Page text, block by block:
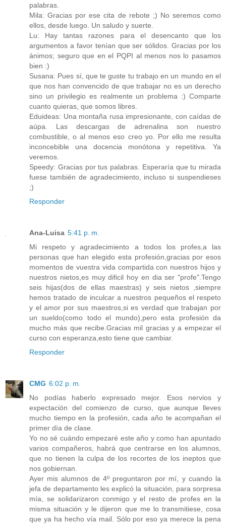
palabras.
Mila: Gracias por ese cita de rebote ;) No seremos como
ellos, desde luego. Un saludo y suerte.
Lu: Hay tantas razones para el desencanto que los
argumentos a favor tenían que ser sólidos. Gracias por los
ánimos; seguro que en el PQPI al menos nos lo pasamos
bien :)
Susana: Pues sí, que te guste tu trabajo en un mundo en el
que nos han convencido de que trabajar no es un derecho
sino un privilegio es realmente un problema :) Comparte
cuanto quieras, que somos libres.
Eduideas: Una montaña rusa impresionante, con caídas de
aúpa. Las descargas de adrenalina son nuestro
combustible, o al menos eso creo yo. Por ello me resulta
inconcebible una docencia monótona y repetitiva. Ya
veremos.
Speedy: Gracias por tus palabras. Esperaría que tu mirada
fuese también de agradecimiento, incluso si suspendieses
;)
Responder
Ana-Luisa 5:41 p. m.
Mi respeto y agradecimiento a todos los profes,a las
personas que han elegido esta profesión,gracias por esos
momentos de vuestra vida compartida con nuestros hijos y
nuestros nietos,es muy dificil hoy en dia ser "profe".Tengo
seis hijas(dos de ellas maestras) y seis nietos ,siempre
hemos tratado de inculcar a nuestros pequeños el respeto
y el amor por sus maestros,si es verdad que trabajan por
un sueldo(como todo el mundo),pero esta profesión da
mucho más que recibe.Gracias mil gracias y a empezar el
curso con esperanza,esto tiene que cambiar.
Responder
CMG 6:02 p. m.
No podías haberlo expresado mejor. Esos nervios y
expectación del comienzo de curso, que aunque lleves
mucho tiempo en la profesión, cada año te acompañan el
primer día de clase.
Yo no sé cuándo empezaré este año y como han apuntado
varios compañeros, habrá que centrarse en los alumnos,
que no tienen la culpa de los recortes de los ineptos que
nos gobiernan.
Ayer mis alumnos de 4º preguntaron por mí, y cuando la
jefa de departamento les explicó la situación, para sorpresa
mía, se solidarizaron conmigo y el resto de profes en la
misma situación y le dijeron que me lo transmitiese, cosa
que ya ha hecho vía mail. Sólo por eso ya merece la pena